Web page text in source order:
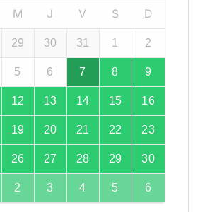
M J V S D
29 30 31 1 2
5 6 7 8 9
12 13 14 15 16
19 20 21 22 23
26 27 28 29 30
2 3 4 5 6